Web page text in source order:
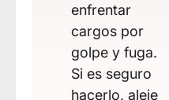
enfrentar
cargos por
golpe y fuga.
Si es seguro
hacerlo, aleje